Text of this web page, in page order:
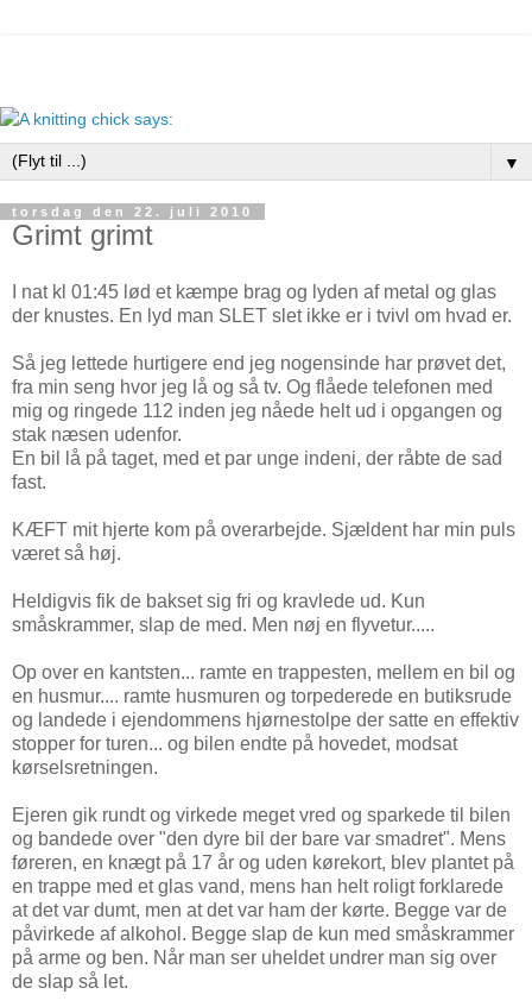
▼
torsdag den 22. juli 2010
Grimt grimt
I nat kl 01:45 lød et kæmpe brag og lyden af metal og glas
der knustes. En lyd man SLET slet ikke er i tvivl om hvad er.
Så jeg lettede hurtigere end jeg nogensinde har prøvet det,
fra min seng hvor jeg lå og så tv. Og flåede telefonen med
mig og ringede 112 inden jeg nåede helt ud i opgangen og
stak næsen udenfor.
En bil lå på taget, med et par unge indeni, der råbte de sad
fast.
KÆFT mit hjerte kom på overarbejde. Sjældent har min puls
været så høj.
Heldigvis fik de bakset sig fri og kravlede ud. Kun
småskrammer, slap de med. Men nøj en flyvetur.....
Op over en kantsten... ramte en trappesten, mellem en bil og
en husmur.... ramte husmuren og torpederede en butiksrude
og landede i ejendommens hjørnestolpe der satte en effektiv
stopper for turen... og bilen endte på hovedet, modsat
kørselsretningen.
Ejeren gik rundt og virkede meget vred og sparkede til bilen
og bandede over "den dyre bil der bare var smadret". Mens
føreren, en knægt på 17 år og uden kørekort, blev plantet på
en trappe med et glas vand, mens han helt roligt forklarede
at det var dumt, men at det var ham der kørte. Begge var de
påvirkede af alkohol. Begge slap de kun med småskrammer
på arme og ben. Når man ser uheldet undrer man sig over
de slap så let.